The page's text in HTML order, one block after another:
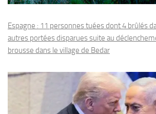
Espagne : 11 personnes tuées dont 4 brûlés
autres portées disparues suite au
brousse dans le village de Bedar